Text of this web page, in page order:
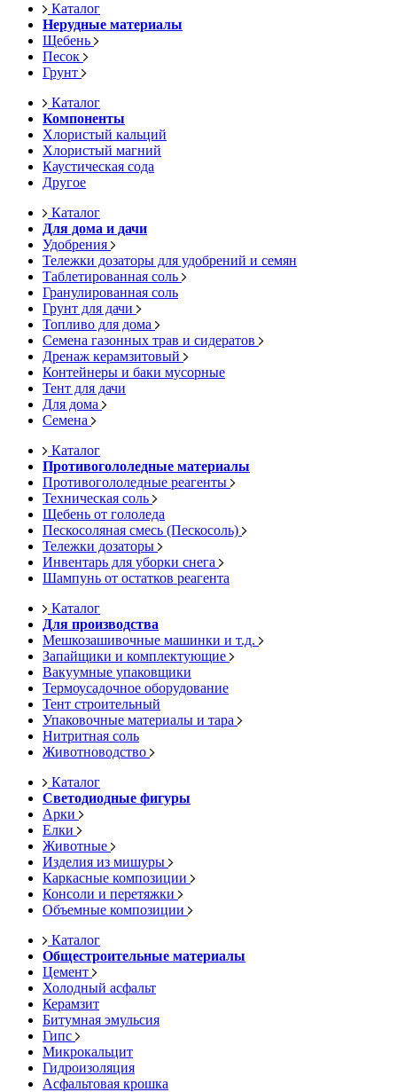
Каталог
Нерудные материалы
Щебень
Песок
Грунт
Каталог
Компоненты
Хлористый кальций
Хлористый магний
Каустическая сода
Другое
Каталог
Для дома и дачи
Удобрения
Тележки дозаторы для удобрений и семян
Таблетированная соль
Гранулированная соль
Грунт для дачи
Топливо для дома
Семена газонных трав и сидератов
Дренаж керамзитовый
Контейнеры и баки мусорные
Тент для дачи
Для дома
Семена
Каталог
Противогололедные материалы
Противогололедные реагенты
Техническая соль
Щебень от гололеда
Пескосоляная смесь (Пескосоль)
Тележки дозаторы
Инвентарь для уборки снега
Шампунь от остатков реагента
Каталог
Для производства
Мешкозашивочные машинки и т.д.
Запайщики и комплектующие
Вакуумные упаковщики
Термоусадочное оборудование
Тент строительный
Упаковочные материалы и тара
Нитритная соль
Животноводство
Каталог
Светодиодные фигуры
Арки
Елки
Животные
Изделия из мишуры
Каркасные композиции
Консоли и перетяжки
Объемные композиции
Каталог
Общестроительные материалы
Цемент
Холодный асфальт
Керамзит
Битумная эмульсия
Гипс
Микрокальцит
Гидроизоляция
Асфальтовая крошка